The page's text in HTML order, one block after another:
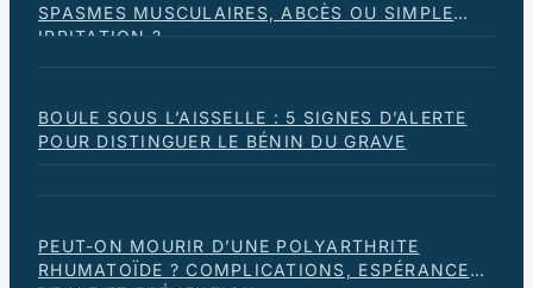
SPASMES MUSCULAIRES, ABCÈS OU SIMPLE
IRRITATION ?
BOULE SOUS L’AISSELLE : 5 SIGNES D’ALERTE
POUR DISTINGUER LE BÉNIN DU GRAVE
PEUT-ON MOURIR D’UNE POLYARTHRITE
RHUMATOÏDE ? COMPLICATIONS, ESPÉRANCE